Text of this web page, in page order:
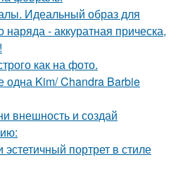
Идеальный образ для
наряда - аккуратная прическа,
как на фото.
одна Kim/ Chandra Barbie
внешность и создай
портрет в стиле